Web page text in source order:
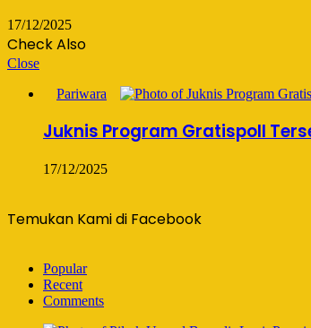
17/12/2025
Check Also
Close
Pariwara
Juknis Program Gratispoll
17/12/2025
Temukan Kami di Facebook
Popular
Recent
Comments